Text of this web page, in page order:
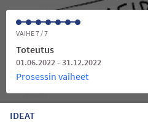
VAIHE 7 / 7
Toteutus
01.06.2022 - 31.12.2022
Prosessin vaiheet
IDEAT